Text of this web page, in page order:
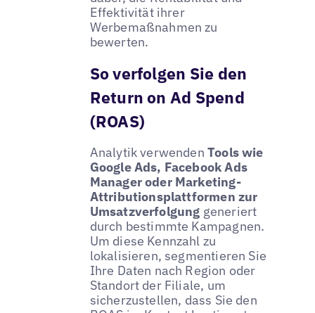
Effektivität ihrer
Werbemaßnahmen zu
bewerten.
So verfolgen Sie den
Return on Ad Spend
(ROAS)
Analytik verwendenTools wie
Google Ads, Facebook Ads
Manager oder Marketing-
Attributionsplattformen zur
Umsatzverfolgung generiert
durch bestimmte Kampagnen.
Um diese Kennzahl zu
lokalisieren, segmentieren Sie
Ihre Daten nach Region oder
Standort der Filiale, um
sicherzustellen, dass Sie den